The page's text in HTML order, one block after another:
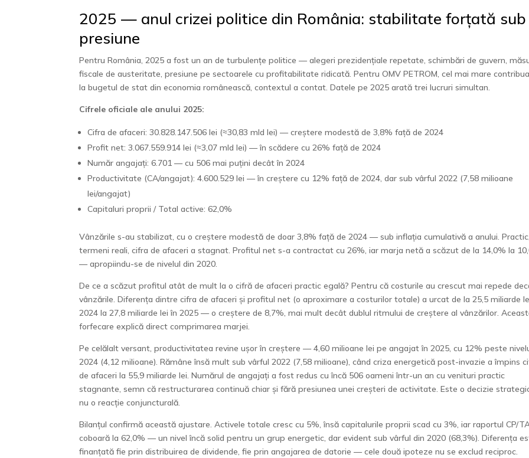
2025 — anul crizei politice din România: stabilitate forțată sub
presiune
Pentru România, 2025 a fost un an de turbulențe politice — alegeri prezidențiale repetate, schimbări de guvern,
fiscale de austeritate, presiune pe sectoarele cu profitabilitate ridicată. Pentru OMV PETROM, cel mai mare
la bugetul de stat din economia românească, contextul a contat. Datele pe 2025 arată trei lucruri simultan.
Cifrele oficiale ale anului 2025:
Cifra de afaceri: 30.828.147.506 lei (≈30,83 mld lei) — creștere modestă de 3,8% față de 2024
Profit net: 3.067.559.914 lei (≈3,07 mld lei) — în scădere cu 26% față de 2024
Număr angajați: 6.701 — cu 506 mai puțini decât în 2024
Productivitate (CA/angajat): 4.600.529 lei — în creștere cu 12% față de 2024, dar sub vârful 2022 (7,58 milioane
lei/angajat)
Capitaluri proprii / Total active: 62,0%
Vânzările s-au stabilizat, cu o creștere modestă de doar 3,8% față de 2024 — sub inflația cumulativă a anului.
termeni reali, cifra de afaceri a stagnat. Profitul net s-a contractat cu 26%, iar marja netă a scăzut de la 14,0% la
— apropiindu-se de nivelul din 2020.
De ce a scăzut profitul atât de mult la o cifră de afaceri practic egală? Pentru că costurile au crescut mai repede
vânzările. Diferența dintre cifra de afaceri și profitul net (o aproximare a costurilor totale) a urcat de la 25,5 miliarde
2024 la 27,8 miliarde lei în 2025 — o creștere de 8,7%, mai mult decât dublul ritmului de creștere al vânzărilor.
forfecare explică direct comprimarea marjei.
Pe celălalt versant, productivitatea revine ușor în creștere — 4,60 milioane lei pe angajat în 2025, cu 12% peste
2024 (4,12 milioane). Rămâne însă mult sub vârful 2022 (7,58 milioane), când criza energetică post-invazie a împins
de afaceri la 55,9 miliarde lei. Numărul de angajați a fost redus cu încă 506 oameni într-un an cu venituri practic
stagnante, semn că restructurarea continuă chiar și fără presiunea unei creșteri de activitate. Este o decizie
nu o reacție conjuncturală.
Bilanțul confirmă această ajustare. Activele totale cresc cu 5%, însă capitalurile proprii scad cu 3%, iar raportul CP/
coboară la 62,0% — un nivel încă solid pentru un grup energetic, dar evident sub vârful din 2020 (68,3%). Diferența
finanțată fie prin distribuirea de dividende, fie prin angajarea de datorie — cele două ipoteze nu se exclud reciproc.